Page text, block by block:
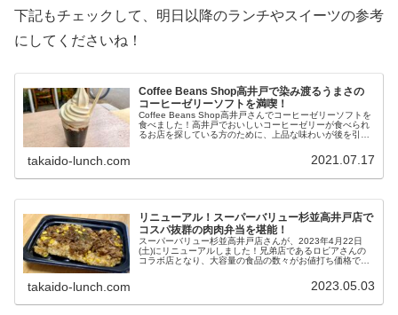
下記もチェックして、明日以降のランチやスイーツの参考
にしてくださいね！
Coffee Beans Shop高井戸で染み渡るうまさの
コーヒーゼリーソフトを満喫！
Coffee Beans Shop高井戸さんでコーヒーゼリーソフトを
食べました！高井戸でおいしいコーヒーゼリーが食べられ
るお店を探している方のために、上品な味わいが後を引く
takaido-lunch.com 2021.07.17
リニューアル！スーパーバリュー杉並高井戸店で
コスパ抜群の肉肉弁当を堪能！
スーパーバリュー杉並高井戸店さんが、2023年4月22日
(土)にリニューアルしました！兄弟店であるロピアさんの
コラボ店となり、大容量の食品の数々がお値打ち価格で購
takaido-lunch.com 2023.05.03